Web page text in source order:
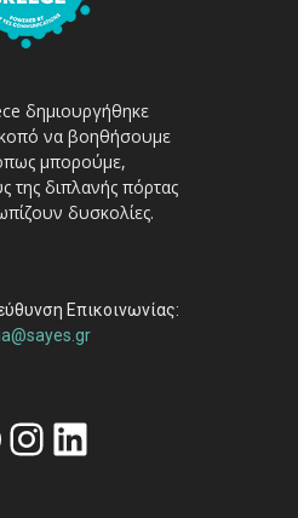
δημιουργήθηκε
να βοηθήσουμε
μπορούμε,
της διπλανής πόρτας
δυσκολίες.
Επικοινωνίας:
Instagram
Linkedin